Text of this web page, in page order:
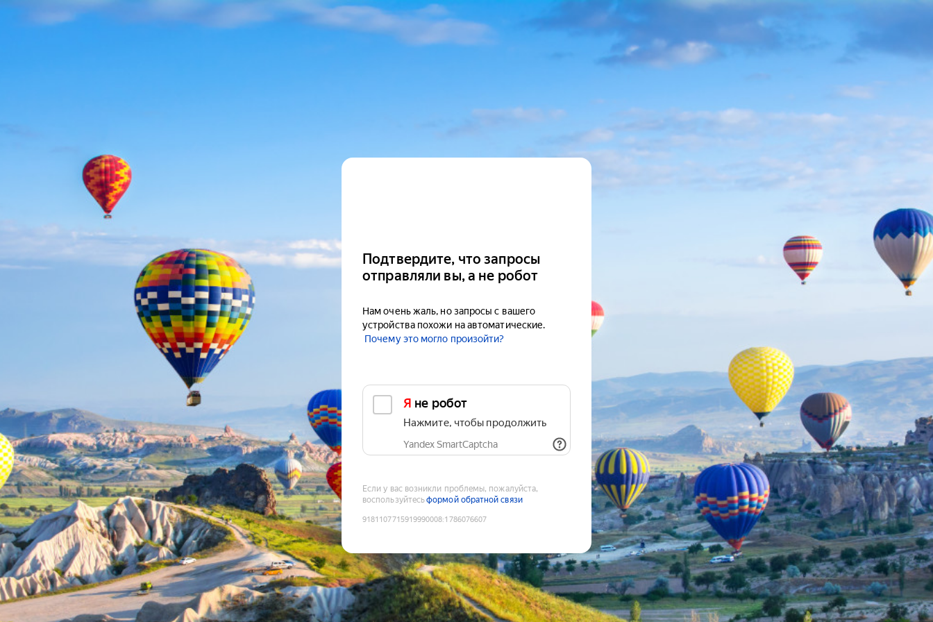
Подтвердите, что запросы
отправляли вы, а не робот
Нам очень жаль, но запросы с вашего
устройства похожи на автоматические.
Почему это могло произойти?
Я не робот
Нажмите, чтобы продолжить
Yandex SmartCaptcha
Если у вас возникли проблемы, пожалуйста,
воспользуйтесьформой обратной связи
9181107715919990008:1786076607